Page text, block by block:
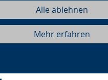
Alle ablehnen
Mehr erfahren